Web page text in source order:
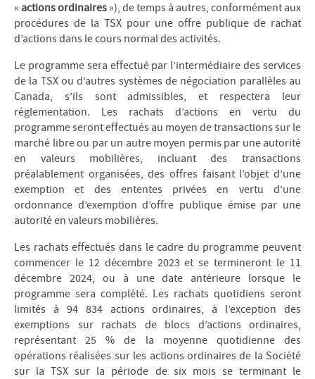
« actions ordinaires »), de temps à autres, conformément aux
procédures de la TSX pour une offre publique de rachat
d’actions dans le cours normal des activités.
Le programme sera effectué par l’intermédiaire des services
de la TSX ou d’autres systèmes de négociation parallèles au
Canada, s’ils sont admissibles, et respectera leur
réglementation. Les rachats d’actions en vertu du
programme seront effectués au moyen de transactions sur le
marché libre ou par un autre moyen permis par une autorité
en valeurs mobilières, incluant des transactions
préalablement organisées, des offres faisant l’objet d’une
exemption et des ententes privées en vertu d’une
ordonnance d’exemption d’offre publique émise par une
autorité en valeurs mobilières.
Les rachats effectués dans le cadre du programme peuvent
commencer le 12 décembre 2023 et se termineront le 11
décembre 2024, ou à une date antérieure lorsque le
programme sera complété. Les rachats quotidiens seront
limités à 94 834 actions ordinaires, à l’exception des
exemptions sur rachats de blocs d’actions ordinaires,
représentant 25 % de la moyenne quotidienne des
opérations réalisées sur les actions ordinaires de la Société
sur la TSX sur la période de six mois se terminant le